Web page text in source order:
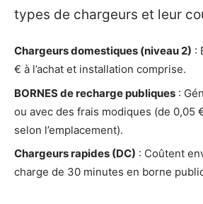
types de chargeurs et leur
Chargeurs domestiques (niveau 2) :
€ à l’achat et installation comprise.
BORNES de recharge publiques :
ou avec des frais modiques (de 0,05
selon l’emplacement).
Chargeurs rapides (DC) : Coûtent
charge de 30 minutes en borne